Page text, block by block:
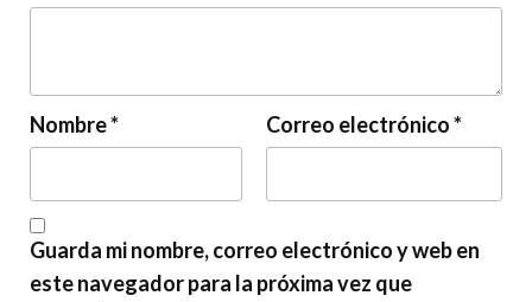
Nombre* Correo electrónico*
Guarda mi nombre, correo electrónico y web en
este navegador para la próxima vez que